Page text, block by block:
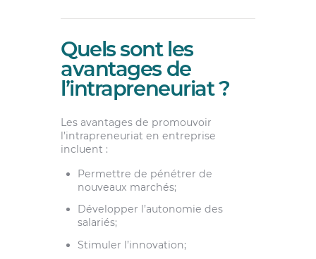
Quels sont les
avantages de
l’intrapreneuriat ?
Les avantages de promouvoir
l’intrapreneuriat en entreprise
incluent :
Permettre de pénétrer de
nouveaux marchés;
Développer l’autonomie des
salariés;
Stimuler l’innovation;